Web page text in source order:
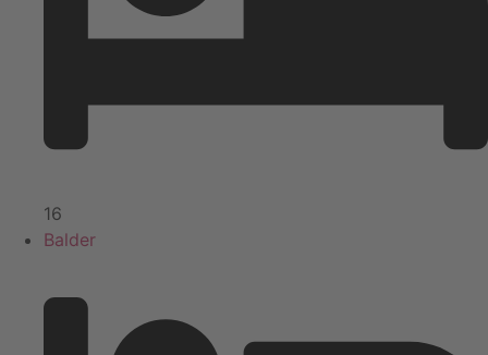
16
Balder